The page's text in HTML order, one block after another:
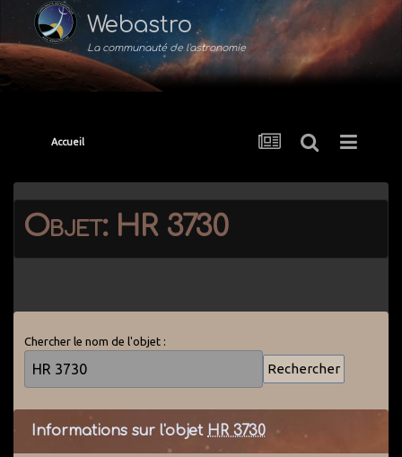
Webastro
La communauté de l'astronomie
Accueil
Objet: HR 3730
Chercher le nom de l'objet :
Informations sur l'objet HR 3730